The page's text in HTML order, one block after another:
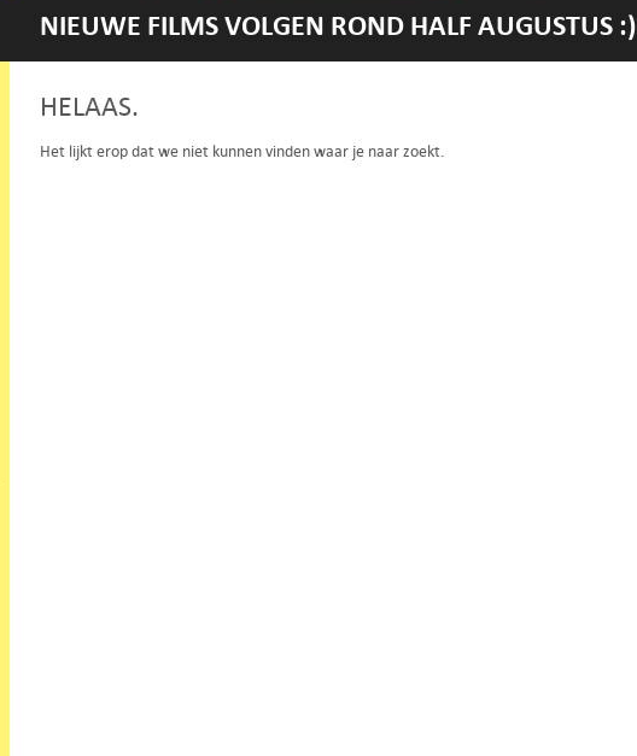
NIEUWE FILMS VOLGEN ROND HALF AUGUSTUS :)
HELAAS.
Het lijkt erop dat we niet kunnen vinden waar je naar zoekt.